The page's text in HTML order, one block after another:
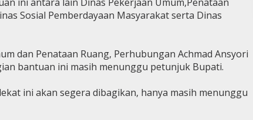
Sosial Pemberdayaan Masyarakat serta Dinas
dan Penataan Ruang, Perhubungan Achmad Ansyori
bantuan ini masih menunggu petunjuk Bupati.
ini akan segera dibagikan, hanya masih menunggu